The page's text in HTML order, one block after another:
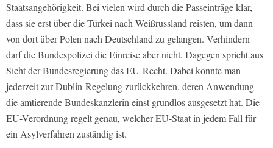
Staatsangehörigkeit. Bei vielen wird durch die Passeinträge klar,
dass sie erst über die Türkei nach Weißrussland reisten, um dann
von dort über Polen nach Deutschland zu gelangen. Verhindern
darf die Bundespolizei die Einreise aber nicht. Dagegen spricht aus
Sicht der Bundesregierung das EU-Recht. Dabei könnte man
jederzeit zur Dublin-Regelung zurückkehren, deren Anwendung
die amtierende Bundeskanzlerin einst grundlos ausgesetzt hat. Die
EU-Verordnung regelt genau, welcher EU-Staat in jedem Fall für
ein Asylverfahren zuständig ist.